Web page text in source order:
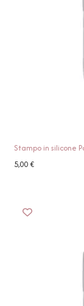
Stampo in silicone
5,00€